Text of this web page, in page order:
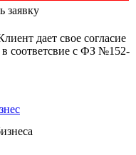
заявку
дает свое согласие
соответсвие с ФЗ №152-